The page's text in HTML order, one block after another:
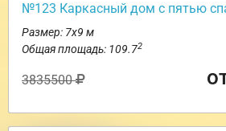
№123 Каркасный дом с пятью
Размер: 7х9 м
Общая площадь: 109.72
3835500